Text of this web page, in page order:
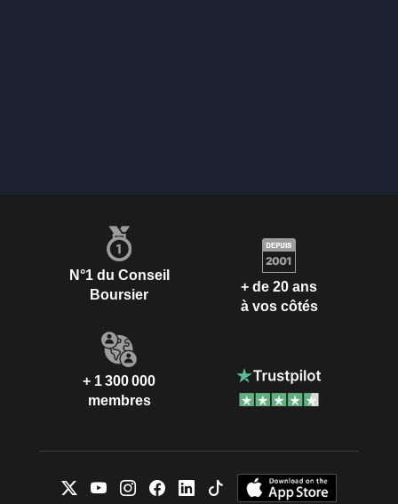
N°1 du Conseil
Boursier
+ de 20 ans
à vos côtés
+ 1 300 000
membres